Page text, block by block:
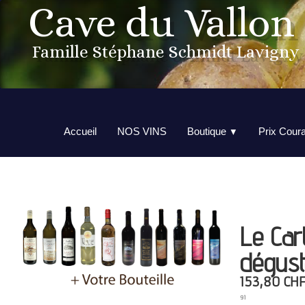
Cave du Vallon
Famille Stéphane Schmidt Lavigny
Accueil NOS VINS Boutique ▼ Prix
Le
153,80 CHF
91